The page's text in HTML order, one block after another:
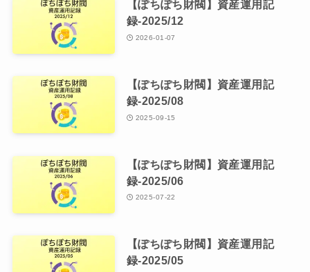
【ぽちぽち財閥】資産運用記
録-2025/12
2026-01-07
【ぽちぽち財閥】資産運用記
録-2025/08
2025-09-15
【ぽちぽち財閥】資産運用記
録-2025/06
2025-07-22
【ぽちぽち財閥】資産運用記
録-2025/05